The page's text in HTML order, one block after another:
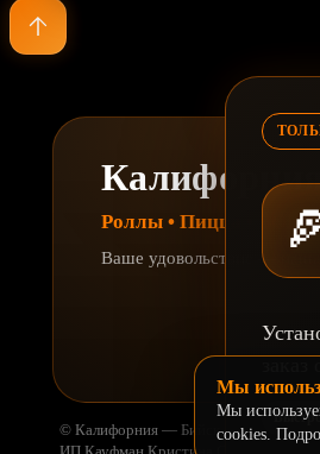
заказ
Мы
Мы
cookies.
Роллы • Пицца • ВОК •
Ваше удовольствие — наша
© Калифорния — Бийск, 2026